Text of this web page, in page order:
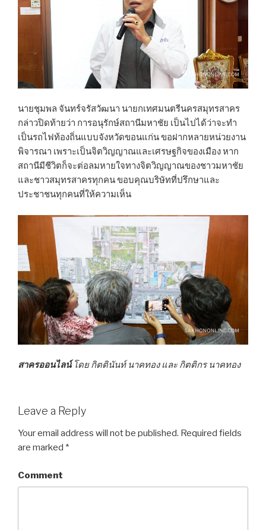
นายชุมพล จันทร์จรัสวัฒนา นายกเทศมนตรีนครสมุทรสาคร
กล่าวปิดท้ายว่า การอนุรักษ์สถานีมหาชัย เป็นไปได้ว่าจะทำ
เป็นรถไฟท้องถิ่นแบบจังหวัดขอนแก่น ขอฝากหลายหน่วยงาน
พิจารณา เพราะเป็นจิตวิญญาณและเศรษฐกิจของเมือง หาก
สถานีมีชีวิตก็จะต่อลมหายใจทางจิตวิญญาณของชาวมหาชัย
และชาวสมุทรสาครทุกคน ขอบคุณบริษัทที่ปรึกษาและ
ประชาชนทุกคนที่ให้ความเห็น
สาครออนไลน์ โดย กิตตินันท์ นาคทอง และ กิตติกร นาคทอง
Leave a Reply
Your email address will not be published. Required fields
are marked *
Comment